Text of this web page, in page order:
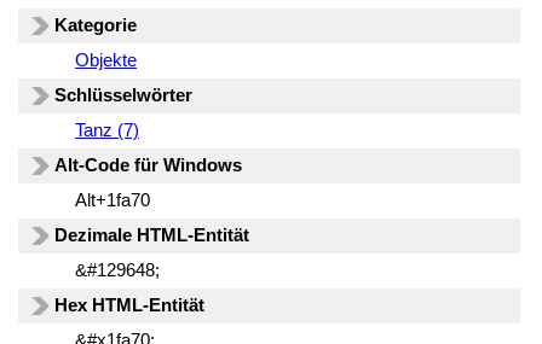
Kategorie
Objekte
Schlüsselwörter
Tanz (7)
Alt-Code für Windows
Alt+1fa70
Dezimale HTML-Entität
&#129648;
Hex HTML-Entität
&#x1fa70;